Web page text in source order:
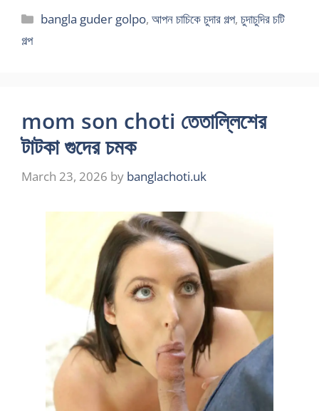
Categories
bangla guder golpo,আপন চাচিকে চুদার গল্প,চুদাচুদির চটি
গল্প
mom son choti তেতাল্লিশের
টাটকা গুদের চমক
March 23, 2026 by banglachoti.uk